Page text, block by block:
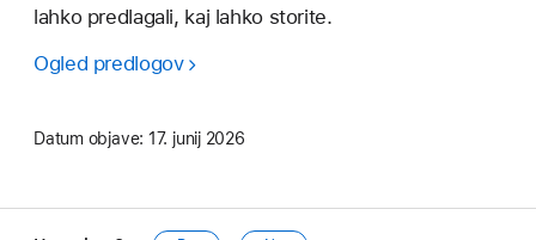
lahko predlagali, kaj lahko storite.
Ogled predlogov
Datum objave: 17. junij 2026